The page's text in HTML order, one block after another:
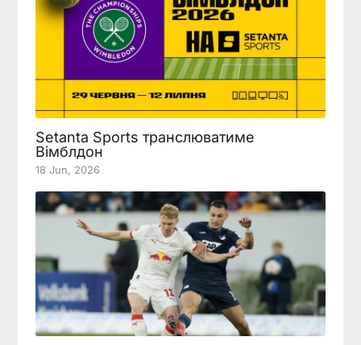
Setanta Sports транслюватиме
Вімблдон
18 Jun, 2026